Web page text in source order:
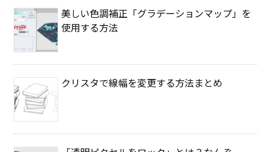
美しい色調補正「グラデーションマップ」を
使用する方法
クリスタで線幅を変更する方法まとめ